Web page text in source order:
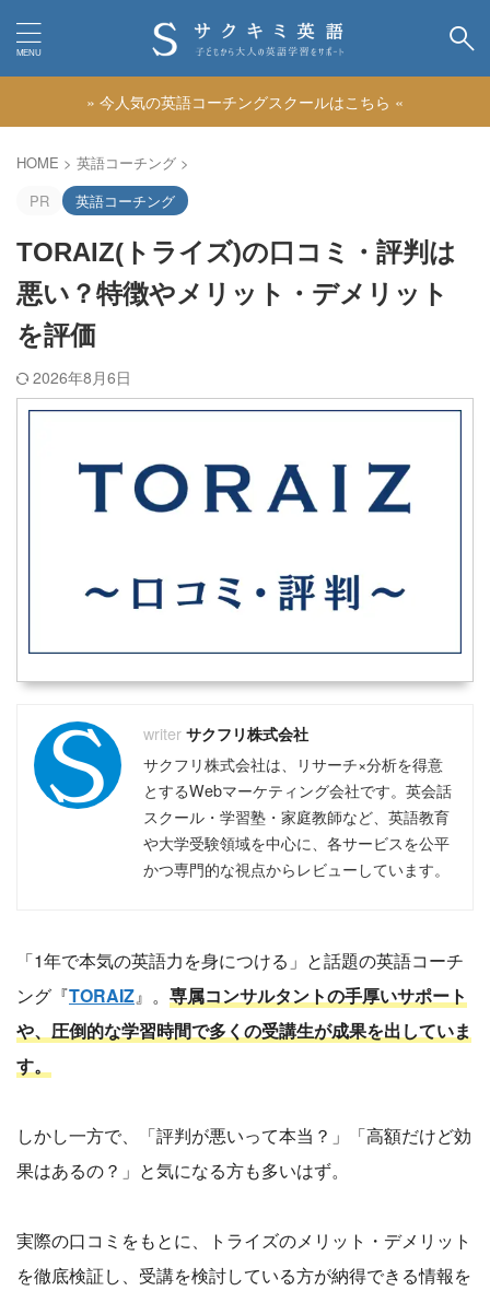
» 今人気の英語コーチングスクールはこちら «
HOME > 英語コーチング >
PR
英語コーチング
TORAIZ(トライズ)の口コミ・評判は
悪い？特徴やメリット・デメリット
を評価
2026年8月6日
サクフリ株式会社
サクフリ株式会社は、リサーチ×分析を得意
とするWebマーケティング会社です。英会話
スクール・学習塾・家庭教師など、英語教育
や大学受験領域を中心に、各サービスを公平
かつ専門的な視点からレビューしています。
「1年で本気の英語力を身につける」と話題の英語コーチ
ング『TORAIZ』。 専属コンサルタントの手厚いサポート
や、圧倒的な学習時間で多くの受講生が成果を出していま
す。
しかし一方で、「評判が悪いって本当？」「高額だけど効
果はあるの？」と気になる方も多いはず。
実際の口コミをもとに、トライズのメリット・デメリット
を徹底検証し、受講を検討している方が納得できる情報を